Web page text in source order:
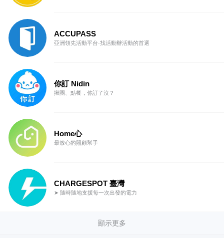
ACCUPASS
亞洲領先活動平台-找活動辦活動的首選
你訂 Nidin
揪團、點餐，你訂了沒？
Home心
最放心的照顧幫手
CHARGESPOT 臺灣
➤ 隨時隨地支援每一次出發的電力
顯示更多